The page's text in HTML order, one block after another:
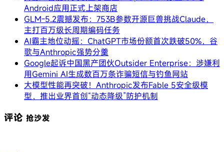
Android应用正式上架商店
GLM-5.2震撼发布：753B参数开源巨兽挑战Claude，
主打百万级长周期编码任务
AI霸主地位动摇：ChatGPT市场份额首次跌破50%，谷
歌与Anthropic强势分羹
Google起诉中国黑产团伙Outsider Enterprise：涉嫌利
用Gemini AI生成数百万条诈骗短信与钓鱼网站
大模型性能再突破！Anthropic发布Fable 5安全级模
型，推出业界首创“动态降级”防护机制
评论 抢沙发